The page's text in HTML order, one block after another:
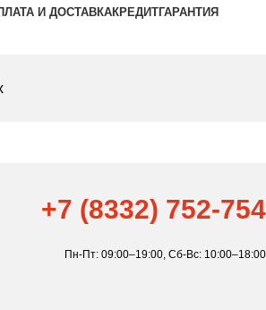
И ДОСТАВКАКРЕДИТГАРАНТИЯ
+7 (8332) 752-754
Пн-Пт: 09:00–19:00, Сб-Вс: 10:00–18:00